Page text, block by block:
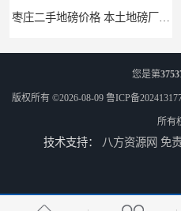
您是第
版权所有 ©2026-08-09 鲁ICP备
所有
技术支持： 八方资源网 免